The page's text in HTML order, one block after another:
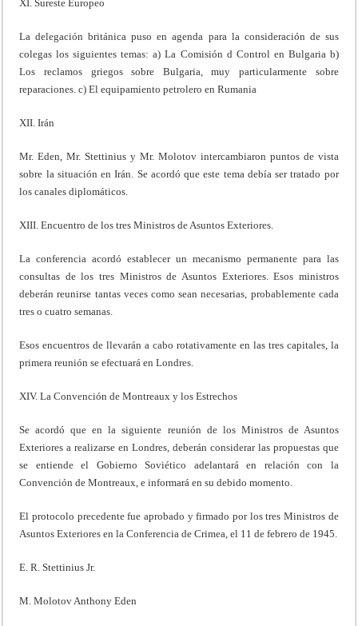
XI. Sureste Europeo
La delegación británica puso en agenda para la consideración de sus
colegas los siguientes temas: a) La Comisión d Control en Bulgaria b)
Los reclamos griegos sobre Bulgaria, muy particularmente sobre
reparaciones. c) El equipamiento petrolero en Rumania
XII. Irán
Mr. Eden, Mr. Stettinius y Mr. Molotov intercambiaron puntos de vista
sobre la situación en Irán. Se acordó que este tema debía ser tratado por
los canales diplomáticos.
XIII. Encuentro de los tres Ministros de Asuntos Exteriores.
La conferencia acordó establecer un mecanismo permanente para las
consultas de los tres Ministros de Asuntos Exteriores. Esos ministros
deberán reunirse tantas veces como sean necesarias, probablemente cada
tres o cuatro semanas.
Esos encuentros de llevarán a cabo rotativamente en las tres capitales, la
primera reunión se efectuará en Londres.
XIV. La Convención de Montreaux y los Estrechos
Se acordó que en la siguiente reunión de los Ministros de Asuntos
Exteriores a realizarse en Londres, deberán considerar las propuestas que
se entiende el Gobierno Soviético adelantará en relación con la
Convención de Montreaux, e informará en su debido momento.
El protocolo precedente fue aprobado y firmado por los tres Ministros de
Asuntos Exteriores en la Conferencia de Crimea, el 11 de febrero de 1945.
E. R. Stettinius Jr.
M. Molotov Anthony Eden